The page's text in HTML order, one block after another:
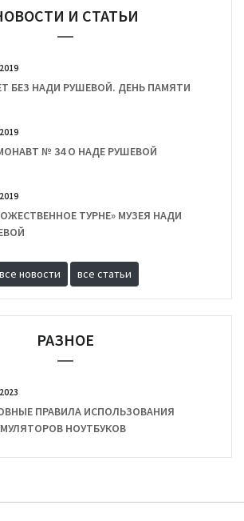
И СТАТЬИ
БЕЗ НАДИ РУШЕВОЙ. ДЕНЬ ПАМЯТИ
№ 34 О НАДЕ РУШЕВОЙ
ТУРНЕ» МУЗЕЯ НАДИ
все новости все статьи
РАЗНОЕ
ПРАВИЛА ИСПОЛЬЗОВАНИЯ
НОУТБУКОВ